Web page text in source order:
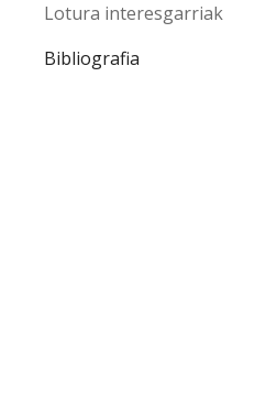
Lotura interesgarriak
Bibliografia